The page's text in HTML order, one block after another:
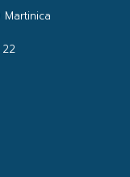
Martinica